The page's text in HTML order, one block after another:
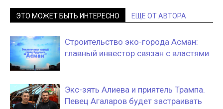
ЭТО МОЖЕТ БЫТЬ ИНТЕРЕСНО ЕЩЕ ОТ АВТОРА
Строительство эко-города Асман:
главный инвестор связан с властями
Экс-зять Алиева и приятель Трампа.
Певец Агаларов будет застраивать